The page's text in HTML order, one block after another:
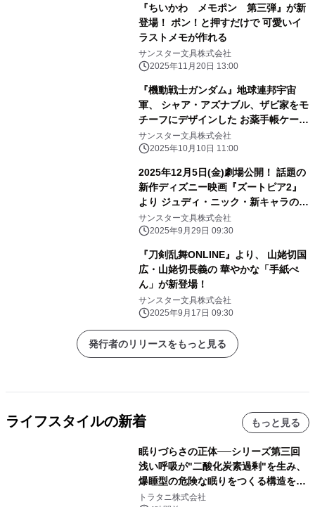
『ちいかわ メモポン 第三弾』が新
登場！ ポン！と押すだけで 可愛いイ
ラストメモが作れる
サンスター文具株式会社
2025年11月20日 13:00
『機動戦士ガンダム』地球連邦宇宙
軍、 シャア・アズナブル、ザビ家をモ
チーフにデザインした お薬手帳ケース
が登場！
サンスター文具株式会社
2025年10月10日 11:00
2025年12月5日(金)劇場公開！ 話題の
新作ディズニー映画『ズートピア2』
より ジュディ・ニック・新キャラのコ
レクショングッズが登場！
サンスター文具株式会社
2025年9月29日 09:30
『刀剣乱舞ONLINE』より、 山姥切国
広・山姥切長義の 華やかな「手紙ぺ
ん」が新登場！
サンスター文具株式会社
2025年9月17日 09:30
発行者のリリースをもっと見る
ライフスタイルの新着 もっと見る
眠りづらさの正体──シリーズ第三回
浅い呼吸が"二酸化炭素過剰"を生み、
爆睡型の危険な眠りをつくる構造を解
説
トラタニ株式会社